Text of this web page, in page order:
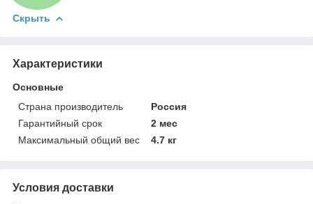
Скрыть
Характеристики
Основные
Страна производитель
Россия
Гарантийный срок
2 мес
Максимальный общий вес
4.7 кг
Условия доставки